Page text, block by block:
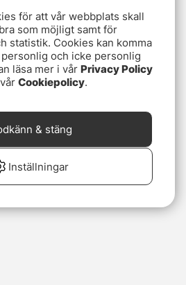
för att vår webbplats skall
som möjligt samt för
statistik. Cookies kan komma
och icke personlig
läsa mer i vår Privacy Policy
Cookiepolicy.
Inställningar
& stäng